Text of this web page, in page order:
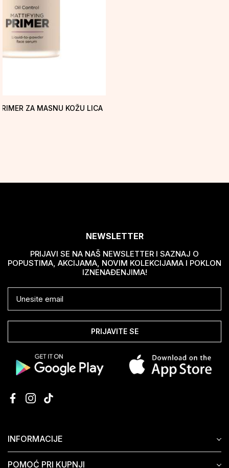
ZA MASNU KOŽU LICA
INFORMACIJE
POMOĆ PRI KUPNJI
NEWSLETTER
PRIJAVI SE NA NAŠ NEWSLETTER I SAZNAJ O
POPUSTIMA, AKCIJAMA, NOVIM KOLEKCIJAMA I POKLON
IZNENAĐENJIMA!
PRIJAVITE SE